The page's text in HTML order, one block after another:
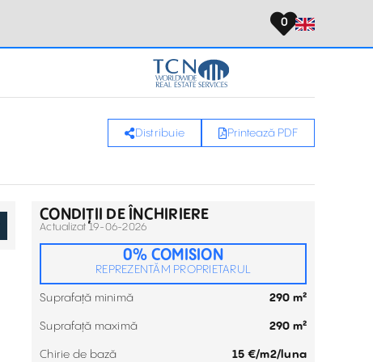
0
Distribuie Printează PDF
CONDIȚII DE ÎNCHIRIERE
Actualizat 19-06-2026
0% COMISION
REPREZENTĂM PROPRIETARUL
Suprafață minimă 290 m²
Suprafață maximă 290 m²
Chirie de bază 15 €/m2/luna